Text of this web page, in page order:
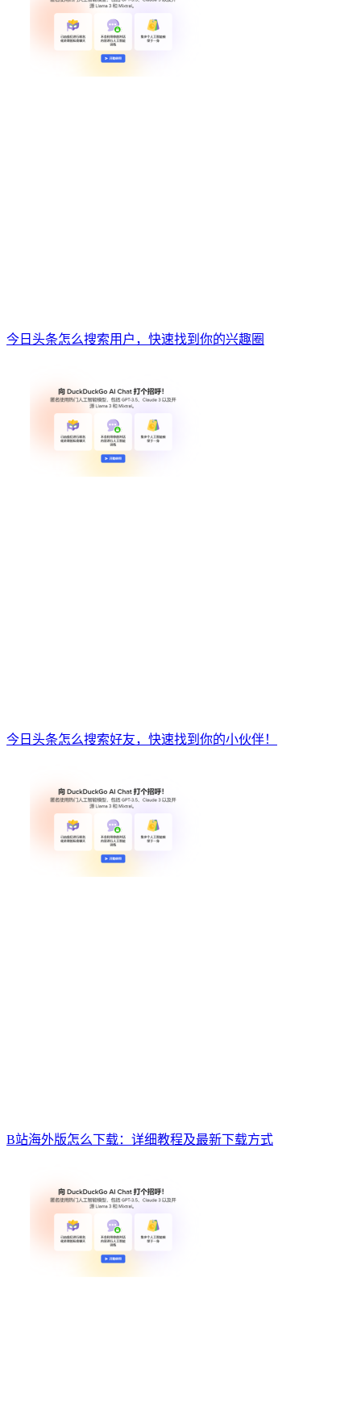
今日头条怎么搜索用户，快速找到你的兴趣圈
今日头条怎么搜索好友，快速找到你的小伙伴！
B站海外版怎么下载：详细教程及最新下载方式